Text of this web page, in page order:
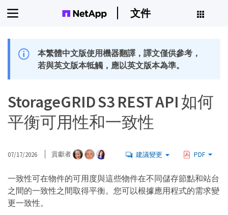
文件
本繁體中文版使用機器翻譯，譯文僅供參考，
若與英文版本牴觸，應以英文版本為準。
StorageGRID S3 REST API 如何
平衡可用性和一致性
07/17/2026 貢獻者 建議變更 PDF
一致性可在物件的可用度與這些物件在不同儲存節點和站台
之間的一致性之間取得平衡。您可以根據應用程式的需求變
更一致性。